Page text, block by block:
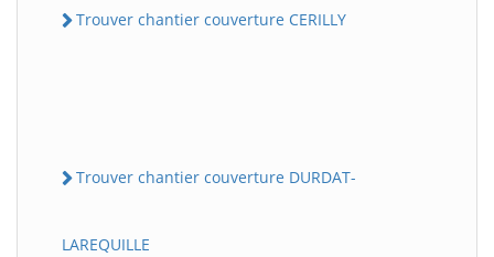
Trouver chantier couverture CERILLY
Trouver chantier couverture DURDAT-
LAREQUILLE